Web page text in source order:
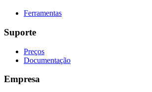
Ferramentas
Suporte
Preços
Documentação
Empresa